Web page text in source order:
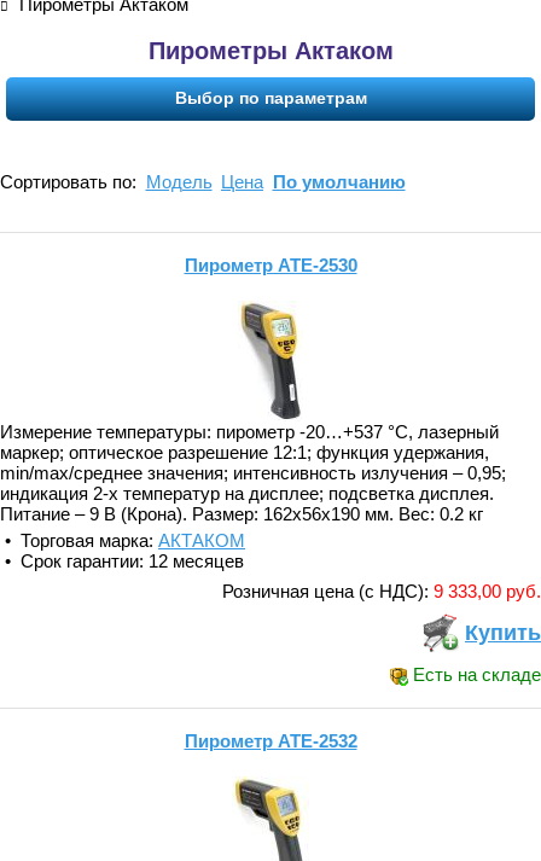
Пирометры Актаком
Пирометры Актаком
Выбор по параметрам
Сортировать по: Модель Цена По умолчанию
Пирометр АТЕ-2530
Измерение температуры: пирометр -20…+537 °С, лазерный
маркер; оптическое разрешение 12:1; функция удержания,
min/max/среднее значения; интенсивность излучения – 0,95;
индикация 2-х температур на дисплее; подсветка дисплея.
Питание – 9 В (Крона). Размер: 162х56х190 мм. Вес: 0.2 кг
• Торговая марка: АКТАКОМ
• Срок гарантии: 12 месяцев
Розничная цена (с НДС): 9 333,00 руб.
Купить
Есть на складе
Пирометр АТЕ-2532